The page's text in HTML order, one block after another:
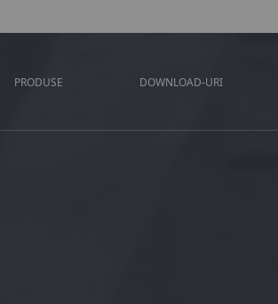
PRODUSE DOWNLOAD-URI